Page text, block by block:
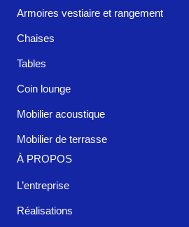
Armoires vestiaire et rangement
Chaises
Tables
Coin lounge
Mobilier acoustique
Mobilier de terrasse
À PROPOS
L’entreprise
Réalisations